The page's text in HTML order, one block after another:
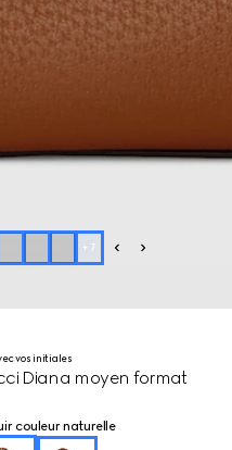
+ 7
vos initiales
Diana moyen format
couleur naturelle